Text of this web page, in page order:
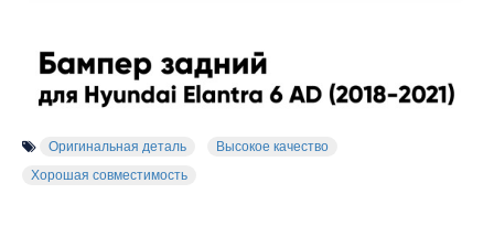
Оригинальная деталь
Высокое качество
Хорошая совместимость